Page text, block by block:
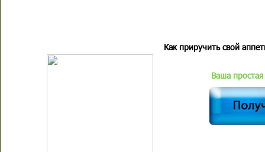
Как приручить свой
Ваша